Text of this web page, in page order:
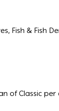
Fish & Fish
of Classic